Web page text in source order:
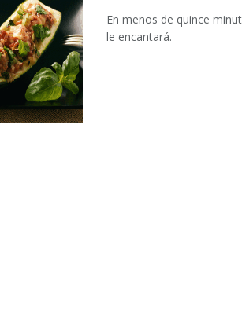
En menos de quince
le encantará.